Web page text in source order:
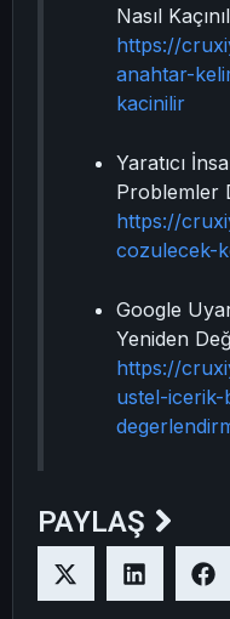
Nasıl
https://
anahtar-
kacinilir
Yaratıcı
Problemler
https://
cozulecek-
Google
Yeniden
https://
ustel-
PAYLAŞ